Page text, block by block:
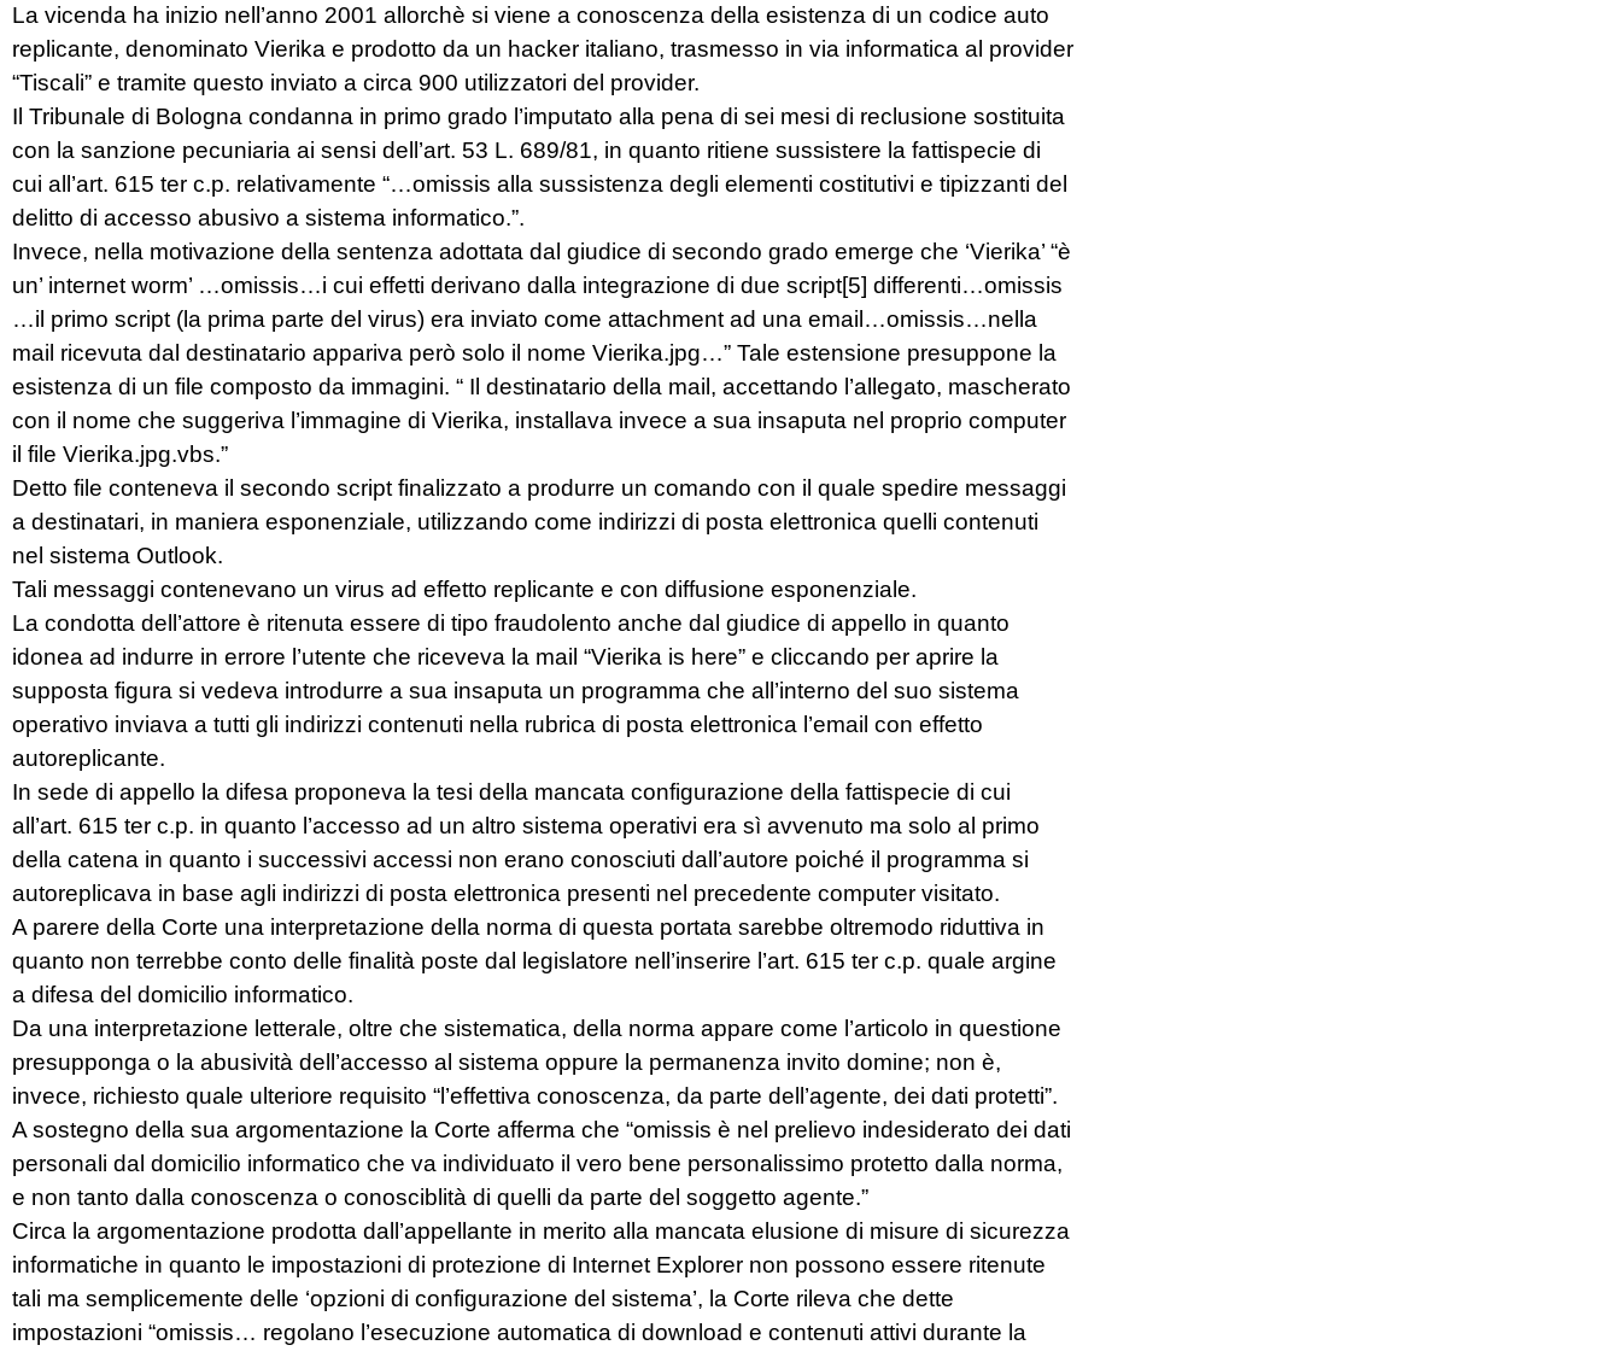
La vicenda ha inizio nell’anno 2001 allorchè si viene a conoscenza della esistenza di un codice auto
replicante, denominato Vierika e prodotto da un hacker italiano, trasmesso in via informatica al provider
“Tiscali” e tramite questo inviato a circa 900 utilizzatori del provider.
Il Tribunale di Bologna condanna in primo grado l’imputato alla pena di sei mesi di reclusione sostituita
con la sanzione pecuniaria ai sensi dell’art. 53 L. 689/81, in quanto ritiene sussistere la fattispecie di
cui all’art. 615 ter c.p. relativamente “…omissis alla sussistenza degli elementi costitutivi e tipizzanti del
delitto di accesso abusivo a sistema informatico.”.
Invece, nella motivazione della sentenza adottata dal giudice di secondo grado emerge che ‘Vierika’ “è
un’ internet worm’ …omissis…i cui effetti derivano dalla integrazione di due script[5] differenti…omissis
…il primo script (la prima parte del virus) era inviato come attachment ad una email…omissis…nella
mail ricevuta dal destinatario appariva però solo il nome Vierika.jpg…” Tale estensione presuppone la
esistenza di un file composto da immagini. “ Il destinatario della mail, accettando l’allegato, mascherato
con il nome che suggeriva l’immagine di Vierika, installava invece a sua insaputa nel proprio computer
il file Vierika.jpg.vbs.”
Detto file conteneva il secondo script finalizzato a produrre un comando con il quale spedire messaggi
a destinatari, in maniera esponenziale, utilizzando come indirizzi di posta elettronica quelli contenuti
nel sistema Outlook.
Tali messaggi contenevano un virus ad effetto replicante e con diffusione esponenziale.
La condotta dell’attore è ritenuta essere di tipo fraudolento anche dal giudice di appello in quanto
idonea ad indurre in errore l’utente che riceveva la mail “Vierika is here” e cliccando per aprire la
supposta figura si vedeva introdurre a sua insaputa un programma che all’interno del suo sistema
operativo inviava a tutti gli indirizzi contenuti nella rubrica di posta elettronica l’email con effetto
autoreplicante.
In sede di appello la difesa proponeva la tesi della mancata configurazione della fattispecie di cui
all’art. 615 ter c.p. in quanto l’accesso ad un altro sistema operativi era sì avvenuto ma solo al primo
della catena in quanto i successivi accessi non erano conosciuti dall’autore poiché il programma si
autoreplicava in base agli indirizzi di posta elettronica presenti nel precedente computer visitato.
A parere della Corte una interpretazione della norma di questa portata sarebbe oltremodo riduttiva in
quanto non terrebbe conto delle finalità poste dal legislatore nell’inserire l’art. 615 ter c.p. quale argine
a difesa del domicilio informatico.
Da una interpretazione letterale, oltre che sistematica, della norma appare come l’articolo in questione
presupponga o la abusività dell’accesso al sistema oppure la permanenza invito domine; non è,
invece, richiesto quale ulteriore requisito “l’effettiva conoscenza, da parte dell’agente, dei dati protetti”.
A sostegno della sua argomentazione la Corte afferma che “omissis è nel prelievo indesiderato dei dati
personali dal domicilio informatico che va individuato il vero bene personalissimo protetto dalla norma,
e non tanto dalla conoscenza o conosciblità di quelli da parte del soggetto agente.”
Circa la argomentazione prodotta dall’appellante in merito alla mancata elusione di misure di sicurezza
informatiche in quanto le impostazioni di protezione di Internet Explorer non possono essere ritenute
tali ma semplicemente delle ‘opzioni di configurazione del sistema’, la Corte rileva che dette
impostazioni “omissis… regolano l’esecuzione automatica di download e contenuti attivi durante la